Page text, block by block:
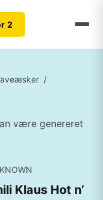
2
/
være genereret
Klaus Hot n’